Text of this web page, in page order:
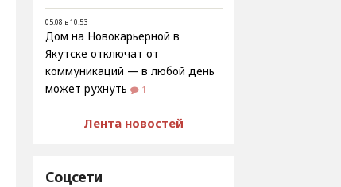
05.08 в 10:53
Дом на Новокарьерной в
Якутске отключат от
коммуникаций — в любой день
может рухнуть
1
Лента новостей
Соцсети